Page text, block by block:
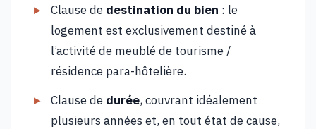
Clause de destination du bien : le
logement est exclusivement destiné à
l’activité de meublé de tourisme /
résidence para-hôtelière.
Clause de durée, couvrant idéalement
plusieurs années et, en tout état de cause,